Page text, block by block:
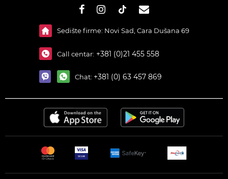
Sedište firme: Novi Sad, Cara Dušana 69
Call centar: +381 (0)21 455 558
Chat: +381 (0) 63 457 869